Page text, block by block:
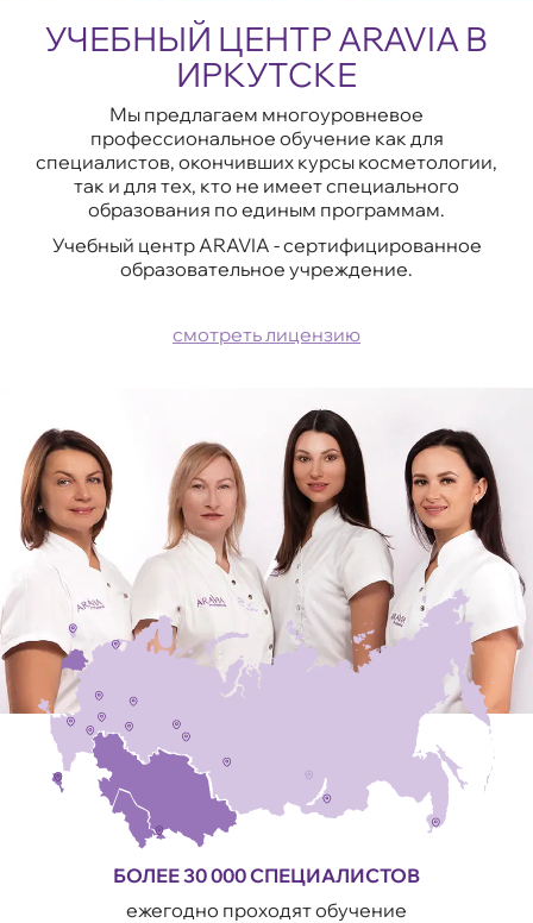
УЧЕБНЫЙ ЦЕНТР ARAVIA В
ИРКУТСКЕ
Мы предлагаем многоуровневое
профессиональное обучение как для
специалистов, окончивших курсы косметологии,
так и для тех, кто не имеет специального
образования по единым программам.
Учебный центр ARAVIA - сертифицированное
образовательное учреждение.
смотреть лицензию
БОЛЕЕ 30 000 СПЕЦИАЛИСТОВ
ежегодно проходят обучение